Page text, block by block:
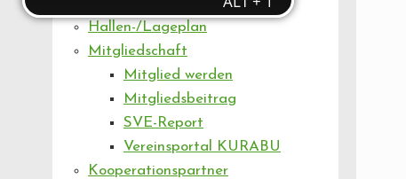
Hallen-/Lageplan
Mitgliedschaft
Mitglied werden
Mitgliedsbeitrag
SVE-Report
Vereinsportal KURABU
Kooperationspartner